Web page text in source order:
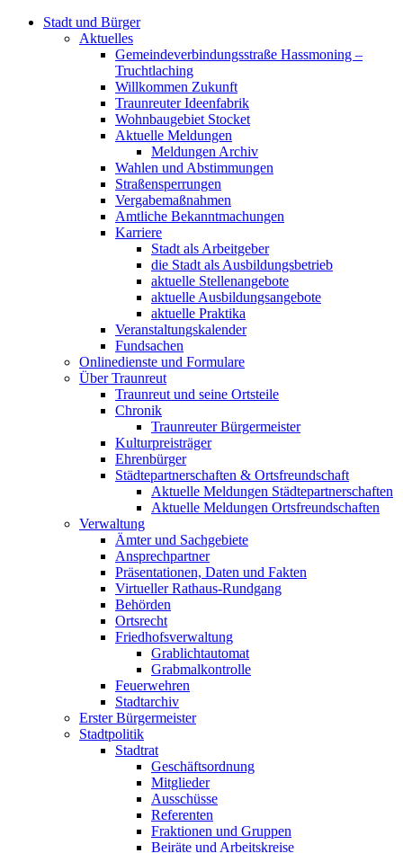
Stadt und Bürger
Aktuelles
Gemeindeverbindungsstraße Hassmoning –
Truchtlaching
Willkommen Zukunft
Traunreuter Ideenfabrik
Wohnbaugebiet Stocket
Aktuelle Meldungen
Meldungen Archiv
Wahlen und Abstimmungen
Straßensperrungen
Vergabemaßnahmen
Amtliche Bekanntmachungen
Karriere
Stadt als Arbeitgeber
die Stadt als Ausbildungsbetrieb
aktuelle Stellenangebote
aktuelle Ausbildungsangebote
aktuelle Praktika
Veranstaltungskalender
Fundsachen
Onlinedienste und Formulare
Über Traunreut
Traunreut und seine Ortsteile
Chronik
Traunreuter Bürgermeister
Kulturpreisträger
Ehrenbürger
Städtepartnerschaften & Ortsfreundschaft
Aktuelle Meldungen Städtepartnerschaften
Aktuelle Meldungen Ortsfreundschaften
Verwaltung
Ämter und Sachgebiete
Ansprechpartner
Präsentationen, Daten und Fakten
Virtueller Rathaus-Rundgang
Behörden
Ortsrecht
Friedhofsverwaltung
Grablichtautomat
Grabmalkontrolle
Feuerwehren
Stadtarchiv
Erster Bürgermeister
Stadtpolitik
Stadtrat
Geschäftsordnung
Mitglieder
Ausschüsse
Referenten
Fraktionen und Gruppen
Beiräte und Arbeitskreise